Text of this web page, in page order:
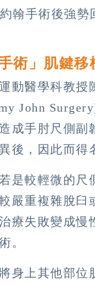
翰手術後強
手術」肌鍵
動醫學科教授
John
成手肘尺側
後，因此而得
是較輕微的
嚴重複雜脫臼
療失敗變成慢
。
身上其他部位